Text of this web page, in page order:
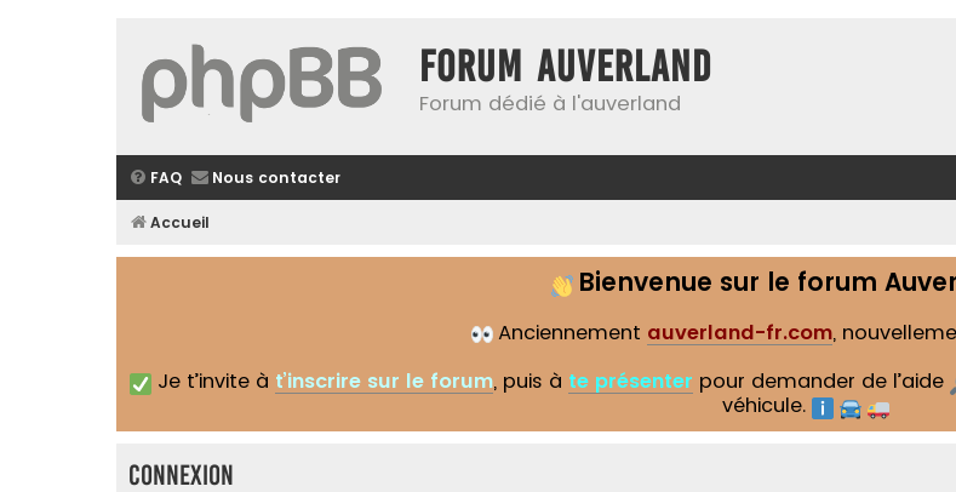
Forum Auverland
Forum dédié à l'auverland
FAQ Nous contacter
Accueil
Bienvenue sur le forum
Anciennement auverland-fr.com,
Je t’invite à t’inscrire sur le forum, puis à te présenter pour demander de l’aide
véhicule.
Connexion